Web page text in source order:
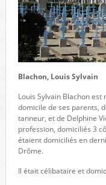
Blachon, Louis Sylvain
Louis Sylvain Blachon
domicile de ses parents,
tanneur, et de Delphine
profession, domiciliés 3
étaient domiciliés en
Drôme.
Il était célibataire et